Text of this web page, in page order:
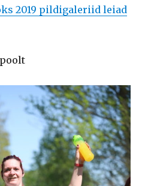
2019 pildigaleriid leiad